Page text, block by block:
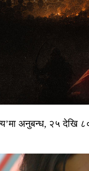
अनुबन्ध, २५ देखि